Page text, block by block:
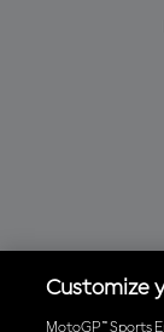
Customize
MotoGP™ Sports